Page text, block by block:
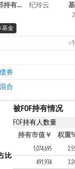
基金经理在管产品内部持有信息 纪玲云
基金
券
合
比
被FOF持有情况
FOF持有人数量
持有该基金的FOF产
持有市值￥ 权重
财通资管康泽稳健养老
1,074,695
兴业安康稳健养老目标
491,934